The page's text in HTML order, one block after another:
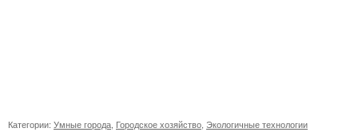
Категории: Умные города Городское хозяйство Экологичные технологии